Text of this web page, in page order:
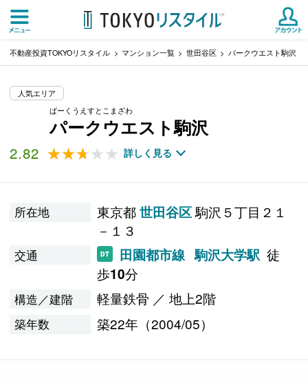
不動産投資TOKYOリスタイル マンション一覧 世田谷区 パークウエスト駒沢
人気エリア
ぱーくうえすとこまざわ
パークウエスト駒沢
2.82 ★★★★★
★★★★★ 詳しく見る
所在地 東京都世田谷区駒沢５丁目２１
－１３
交通 田園都市線 駒沢大学駅 徒
歩10分
構造／建階 軽量鉄骨 ／ 地上2階
築年数 築22年（2004/05）